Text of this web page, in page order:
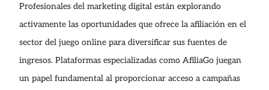
Profesionales del marketing digital están explorando
activamente las oportunidades que ofrece la afiliación en el
sector del juego online para diversificar sus fuentes de
ingresos. Plataformas especializadas como AfiliaGo juegan
un papel fundamental al proporcionar acceso a campañas